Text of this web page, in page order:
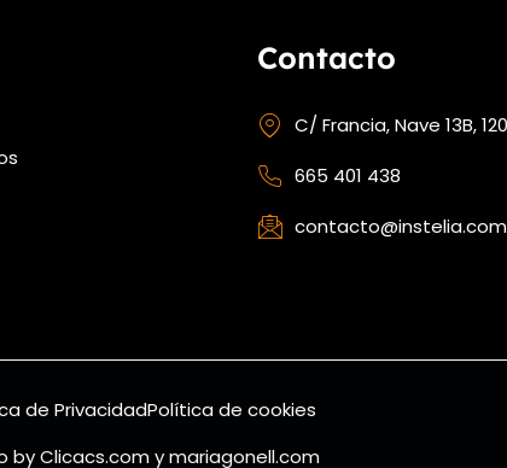
Contacto
C/ Francia, Nave 13B,
665 401 438
contacto@instelia.com
de PrivacidadPolítica de cookies
byClicacs.comymariagonell.com